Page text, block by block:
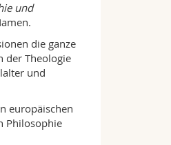
und
die ganze
der Theologie
und
europäischen
Philosophie